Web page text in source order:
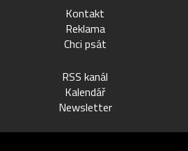
Kontakt
Reklama
Chci psát
RSS kanál
Kalendář
Newsletter